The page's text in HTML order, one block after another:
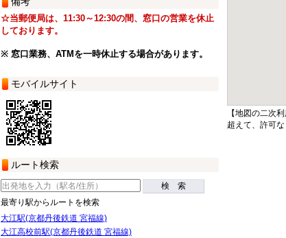
☆当郵便局は、11:30～12:30の間、窓口の営業を休止
しております。
※ 窓口業務、ATMを一時休止する場合があります。
モバイルサイト
ルート検索
検 索
最寄り駅からルートを検索
大江駅(京都丹後鉄道 宮福線)
大江高校前駅(京都丹後鉄道 宮福線)
【地図の二次
超えて、許可